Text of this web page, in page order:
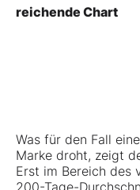
reichende Chart
Was für den Fall
Marke droht, zeigt
Erst im Bereich des